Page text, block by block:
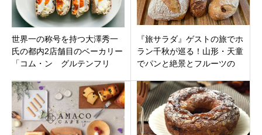
世界一の称号を持つ大澤秀一
氏の都内2店舗目のベーカリー
「コム・ン グルテンフリ
『旅サラダ』ゲストの旅でホ
ラン千秋が巡る！山形・天童
でパンと絶景とフルーツの
リー「KOUB」